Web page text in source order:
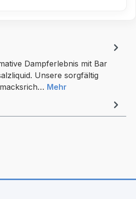
Dampferlebnis mit Bar
Unsere sorgfältig
Mehr